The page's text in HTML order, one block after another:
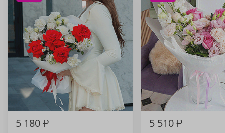
5 180₽ 5 510₽